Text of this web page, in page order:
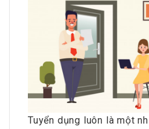
Tuyển dụng luôn là một